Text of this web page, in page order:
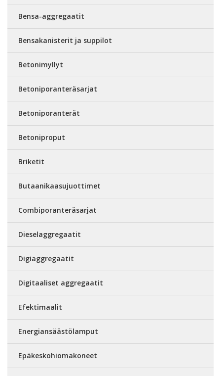
Bensa-aggregaatit
Bensakanisterit ja suppilot
Betonimyllyt
Betoniporanteräsarjat
Betoniporanterät
Betoniproput
Briketit
Butaanikaasujuottimet
Combiporanteräsarjat
Dieselaggregaatit
Digiaggregaatit
Digitaaliset aggregaatit
Efektimaalit
Energiansäästölamput
Epäkeskohiomakoneet